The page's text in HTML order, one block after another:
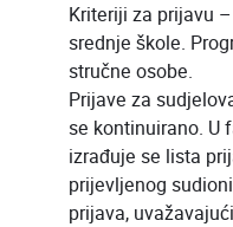
Kriteriji za prijavu
srednje škole.
stručne osobe.
Prijave za
se kontinuirano. U
izrađuje se lista
prijevljenog
prijava,